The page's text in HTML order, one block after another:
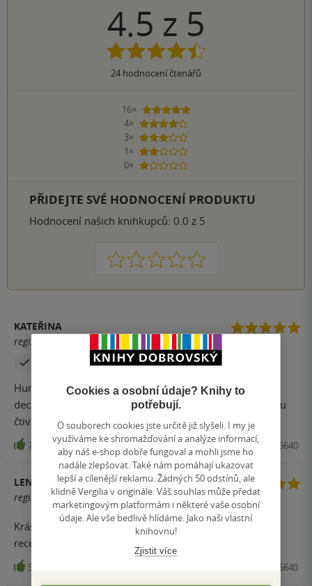
4.5 z 5
24 hodnocení čtenářů
16×
5 hvězdiček
4×
4 hvězdičky
3×
3 hvězdičky
1×
2 hvězdičky
0×
1 hvezdička
PŘIDEJTE SVÉ HODNOCENÍ PRODUKTU
Hodnocení našich knihkupců: 0.0 z 5
1 2 3 4 5
KATEŘINA
registrovaný uživatel
Zakoupil produkt
Humorná knížka, kterou jsem opravdu přečetla jedním
dechem a dlouho jsem se tak nezasmála :-) Psané lehkou
čtivou formou
79 Kniha, Mladá fronta, 2017, 9788020446640
LENKA
registrovaný uživatel
Krásná knížka s autentickou italskou atmosférou. I pár
receptů tam je.:-)
51 Kniha, Mladá fronta, 2017, 9788020446640
Cookies a osobní údaje? Knihy to
potřebují.
O souborech cookies jste určitě již slyšeli. I my je
využíváme ke shromažďování a analýze informací,
aby náš e-shop dobře fungoval a mohli jsme ho
nadále zlepšovat. Také nám pomáhají ukazovat
lepší a cílenější reklamu. Žádných 50 odstínů, ale
klidně Vergilia v originále. Váš souhlas může předat
marketingovým platformám i některé vaše osobní
údaje. Ale vše bedlivě hlídáme. Jako naši vlastní
knihovnu!
Zjistit více